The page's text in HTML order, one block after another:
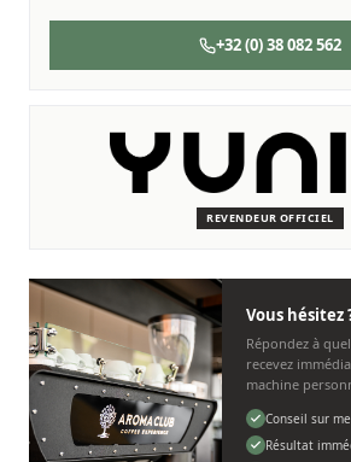
+32 (0) 38 082 562
REVENDEUR OFFICIEL
SERVICE & ENTRETIEN
Nous sommes là pour vous
Personnel, rapide et sans tracas.
Vous hésitez
Répondez à
recevez
machine
Conseil sur
Résultat